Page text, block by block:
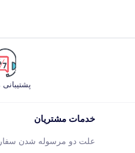
خدمات مشتریان
علت دو مرسوله شدن